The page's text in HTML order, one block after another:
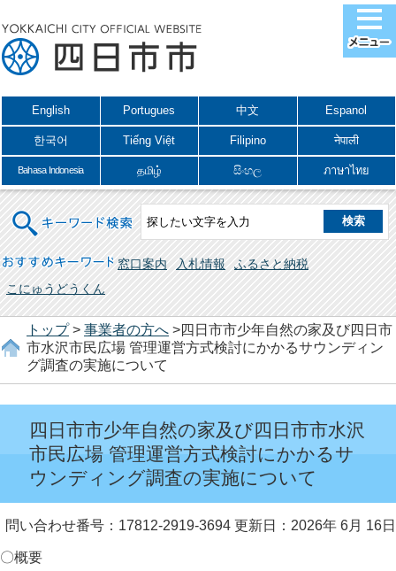
English Portugues 中文 Espanol
한국어 Tiếng Việt Filipino नेपाली
Bahasa Indonesia தமிழ் සිංහල ภาษาไทย
キーワード検索
おすすめキーワード 窓口案内 入札情報
ふるさと納税
こにゅうどうくん
トップ> 事業者の方へ >四日市市少年自然の家及び四日市
市水沢市民広場 管理運営方式検討にかかるサウンディン
グ調査の実施について
四日市市少年自然の家及び四日市市水沢
市民広場 管理運営方式検討にかかるサ
ウンディング調査の実施について
問い合わせ番号：17812-2919-3694 更新日：2026年 6月 16日
〇概要